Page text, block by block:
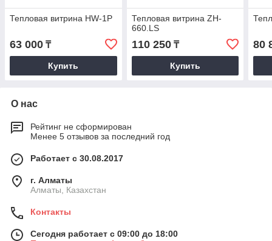
Тепловая витрина HW-1P
63 000 ₸
Купить
Тепловая витрина ZH-
660.LS
110 250₸
Купить
80
О нас
Рейтинг не сформирован
Менее 5 отзывов за последний год
Работает с 30.08.2017
г. Алматы
Алматы, Казахстан
Контакты
Сегодня работает с 09:00 до 18:00